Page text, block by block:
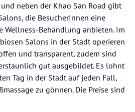
neben der Khao San Road gibt
die BesucherInnen eine
Wellness-Behandlung anbieten. Im
Salons in der Stadt operieren
und transparent, zudem sind
gut ausgebildet. Es lohnt
Tag in der Stadt auf jeden Fall,
zu gönnen. Die Preise sind